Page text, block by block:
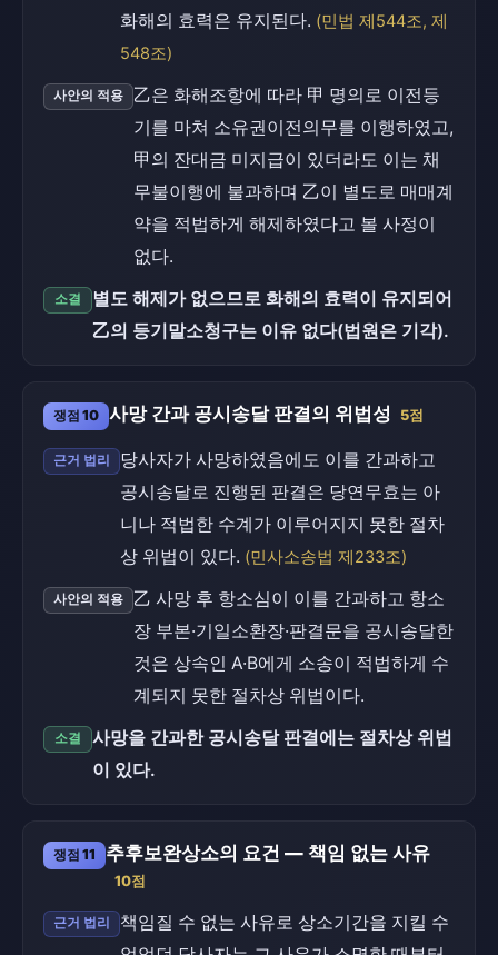
화해의 효력은 유지된다. (민법 제544조, 제
548조)
사안의 적용
乙은 화해조항에 따라 甲 명의로 이전등
기를 마쳐 소유권이전의무를 이행하였고,
甲의 잔대금 미지급이 있더라도 이는 채
무불이행에 불과하며 乙이 별도로 매매계
약을 적법하게 해제하였다고 볼 사정이
없다.
소결
별도 해제가 없으므로 화해의 효력이 유지되어
乙의 등기말소청구는 이유 없다(법원은 기각).
쟁점 10 사망 간과 공시송달 판결의 위법성 5점
근거 법리
당사자가 사망하였음에도 이를 간과하고
공시송달로 진행된 판결은 당연무효는 아
니나 적법한 수계가 이루어지지 못한 절차
상 위법이 있다. (민사소송법 제233조)
사안의 적용
乙 사망 후 항소심이 이를 간과하고 항소
장 부본·기일소환장·판결문을 공시송달한
것은 상속인 A·B에게 소송이 적법하게 수
계되지 못한 절차상 위법이다.
소결
사망을 간과한 공시송달 판결에는 절차상 위법
이 있다.
쟁점 11 추후보완상소의 요건 — 책임 없는 사유
10점
근거 법리
책임질 수 없는 사유로 상소기간을 지킬 수